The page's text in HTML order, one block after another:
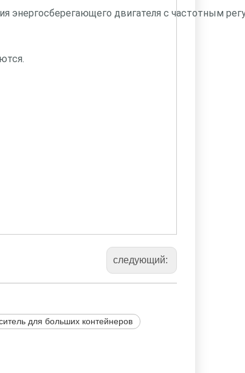
энергосберегающего двигателя с частотным
следующий:
для больших контейнеров